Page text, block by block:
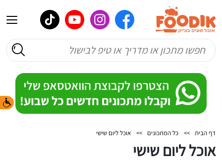
דף הבית >> כל המתכונים >> אוכל ליום שישי
אוכל ליום שישי